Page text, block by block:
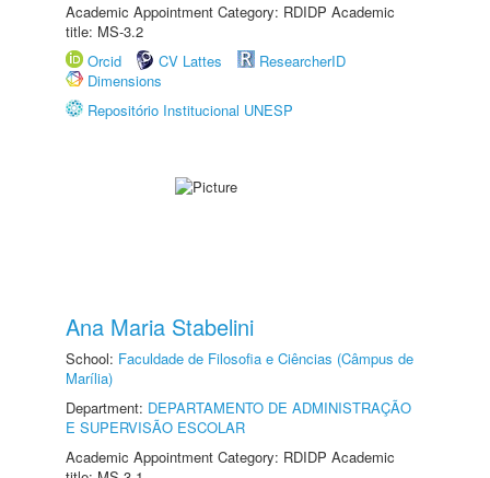
Academic Appointment Category: RDIDP Academic
title: MS-3.2
Orcid
CV Lattes
ResearcherID
Dimensions
Repositório Institucional UNESP
Ana Maria Stabelini
School: Faculdade de Filosofia e Ciências (Câmpus de
Marília)
Department: DEPARTAMENTO DE ADMINISTRAÇÃO
E SUPERVISÃO ESCOLAR
Academic Appointment Category: RDIDP Academic